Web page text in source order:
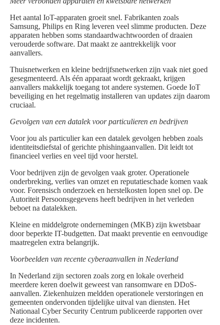
Het aantal IoT-apparaten groeit snel. Fabrikanten zoals
Samsung, Philips en Ring leveren veel slimme producten. Deze
apparaten hebben soms standaardwachtwoorden of draaien
verouderde software. Dat maakt ze aantrekkelijk voor
aanvallers.
Thuisnetwerken en kleine bedrijfsnetwerken zijn vaak niet goed
gesegmenteerd. Als één apparaat wordt gekraakt, krijgen
aanvallers makkelijk toegang tot andere systemen. Goede IoT
beveiliging en het regelmatig installeren van updates zijn daarom
cruciaal.
Gevolgen van een datalek voor particulieren en bedrijven
Voor jou als particulier kan een datalek gevolgen hebben zoals
identiteitsdiefstal of gerichte phishingaanvallen. Dit leidt tot
financieel verlies en veel tijd voor herstel.
Voor bedrijven zijn de gevolgen vaak groter. Operationele
onderbreking, verlies van omzet en reputatieschade komen vaak
voor. Forensisch onderzoek en herstelkosten lopen snel op. De
Autoriteit Persoonsgegevens heeft bedrijven in het verleden
beboet na datalekken.
Kleine en middelgrote ondernemingen (MKB) zijn kwetsbaar
door beperkte IT-budgetten. Dat maakt preventie en eenvoudige
maatregelen extra belangrijk.
Voorbeelden van recente cyberaanvallen in Nederland
In Nederland zijn sectoren zoals zorg en lokale overheid
meerdere keren doelwit geweest van ransomware en DDoS-
aanvallen. Ziekenhuizen meldden operationele verstoringen en
gemeenten ondervonden tijdelijke uitval van diensten. Het
Nationaal Cyber Security Centrum publiceerde rapporten over
deze incidenten.